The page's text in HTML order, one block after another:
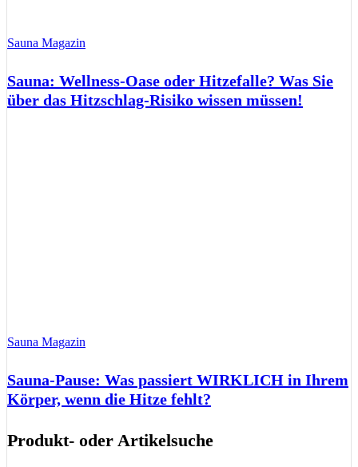
Sauna Magazin
Sauna: Wellness-Oase oder Hitzefalle? Was Sie
über das Hitzschlag-Risiko wissen müssen!
Sauna Magazin
Sauna-Pause: Was passiert WIRKLICH in Ihrem
Körper, wenn die Hitze fehlt?
Produkt- oder Artikelsuche